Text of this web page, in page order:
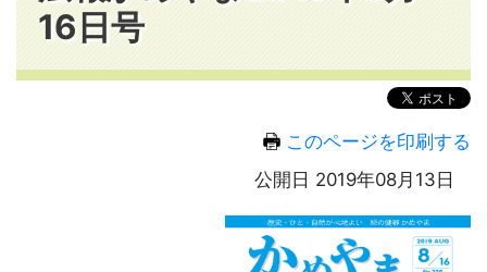
16日号
このページを印刷する
公開日 2019年08月13日